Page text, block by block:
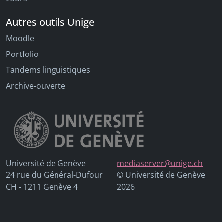
Autres outils Unige
Moodle
Portfolio
Tandems linguistiques
Archive-ouverte
Université de Genève
24 rue du Général-Dufour
CH - 1211 Genève 4
mediaserver@unige.ch
© Université de Genève
2026